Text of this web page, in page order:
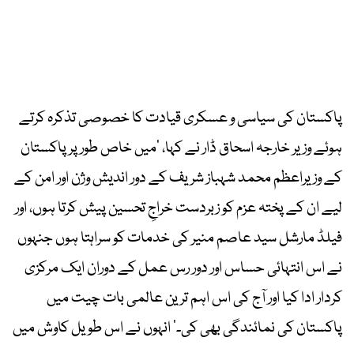
پاکستان کی سیاسی و عسکری قیادت کا خصوصی تذکرہ کرتے
ہوئے وزیر خارجہ اسحاق ڈار نے کہا، ’میں خاص طور پر پاکستان
کے وزیراعظم محمد شہباز شریف کے دور اندیش وژن اور امن کے
لیے ان کے پختہ عزم کو زبردست خراجِ تحسین پیش کرتا ہوں، اور
فیلڈ مارشل سید عاصم منیر کی خدمات کو سراہتا ہوں جنہوں
نے اس انتہائی حساس اور دور رس عمل کے دوران ایک مرکزی
کردار ادا کیا اور آج کی اس اہم ترین عالمی بات چیت میں
پاکستان کی نمائندگی بھی کی۔‘ انہوں نے اس طویل کاوش میں